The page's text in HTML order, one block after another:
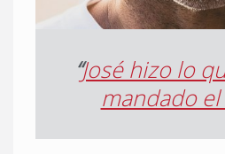
“José hizo lo
mandado